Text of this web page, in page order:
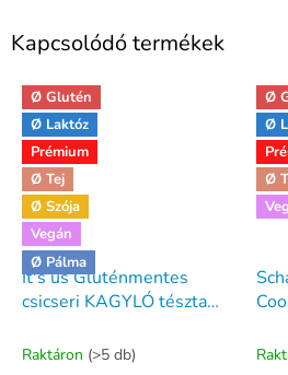
Kapcsolódó termékek
Ø Glutén
Ø Laktóz
Prémium
Ø Tej
Ø Szója
Vegán
Ø Pálma
It's us Gluténmentes
csicseri KAGYLÓ tészta
Raktáron (>5 db)
Ø
Ø
Ø